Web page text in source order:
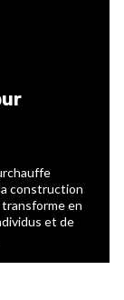
construction
en
et de